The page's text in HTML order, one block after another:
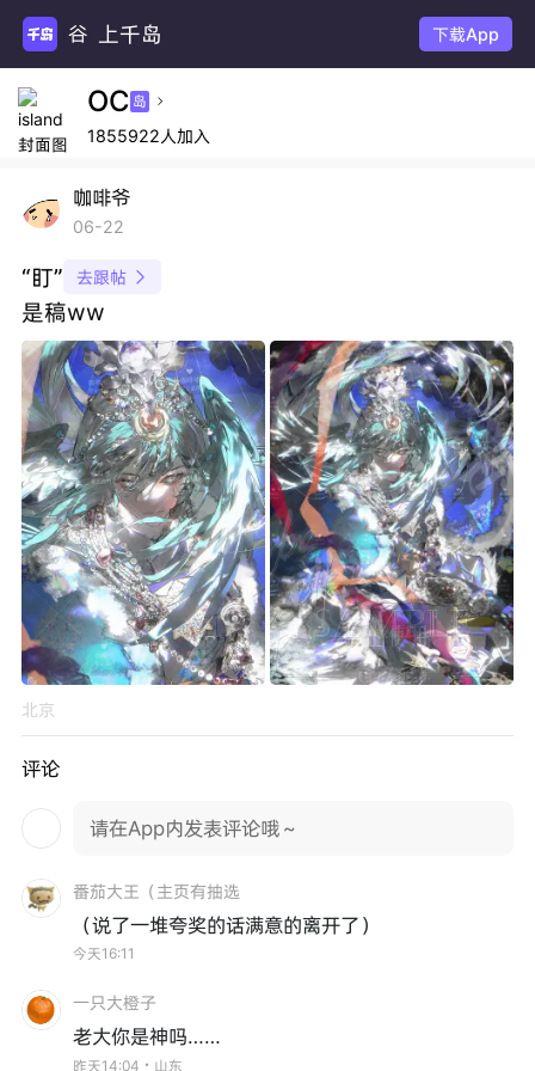
上千岛 下载App
OC 岛 
1855922人加入
咖啡爷
06-22
“盯” 去跟帖 
是稿ww
北京
评论
请在App内发表评论哦～
番茄大王（主页有抽选
（说了一堆夸奖的话满意的离开了）
今天16:11
一只大橙子
老大你是神吗……
昨天14:04・山东